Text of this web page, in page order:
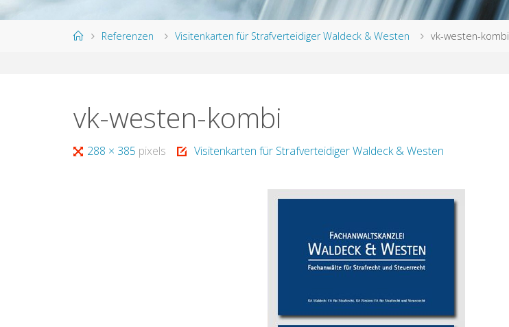
HomeReferenzen Visitenkarten für Strafverteidiger Waldeck & Westen vk-westen-kombi
vk-westen-kombi
Full288 × 385 pixels Visitenkarten für Strafverteidiger Waldeck & Westen